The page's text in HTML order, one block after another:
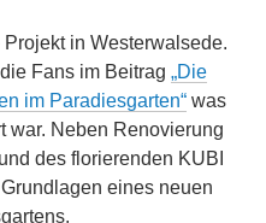
in Westerwalsede.
Fans im Beitrag „Die
im Paradiesgarten“ was
war. Neben Renovierung
des florierenden KUBI
eines neuen